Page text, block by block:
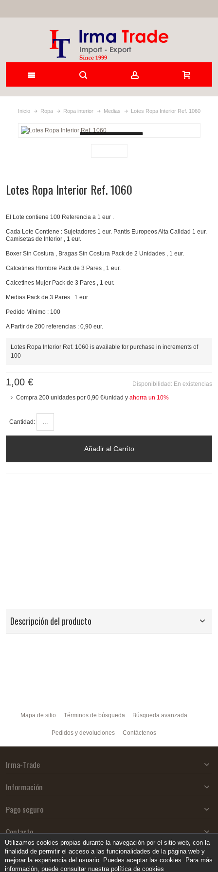
Inicio Ropa Ropa interior Medias Lotes Ropa Interior Ref. 1060
Lotes Ropa Interior Ref. 1060
El Lote contiene 100 Referencia a 1 eur .
Cada Lote Contiene : Sujetadores 1 eur. Pantis Europeos Alta Calidad 1 eur.
Camisetas de Interior , 1 eur.
Boxer Sin Costura , Bragas Sin Costura Pack de 2 Unidades , 1 eur.
Calcetines Hombre Pack de 3 Pares , 1 eur.
Calcetines Mujer Pack de 3 Pares , 1 eur.
Medias Pack de 3 Pares . 1 eur.
Pedido Mínimo : 100
A Partir de 200 referencias : 0,90 eur.
Lotes Ropa Interior Ref. 1060 is available for purchase in increments of
100
Disponibilidad: En existencias
1,00 €
Compra 200 unidades por 0,90 €/unidad y ahorra un 10%
Cantidad:
Añadir al Carrito
Descripción del producto
Mapa de sitio Términos de búsqueda Búsqueda avanzada
Pedidos y devoluciones Contáctenos
Irma-Trade
Información
Pago seguro
Contacto
Utilizamos cookies propias durante la navegación por el sitio web, con la
finalidad de permitir el acceso a las funcionalidades de la página web y
mejorar la experiencia del usuario. Puedes aceptar las cookies. Para más
información, puede consultar nuestra política de cookies